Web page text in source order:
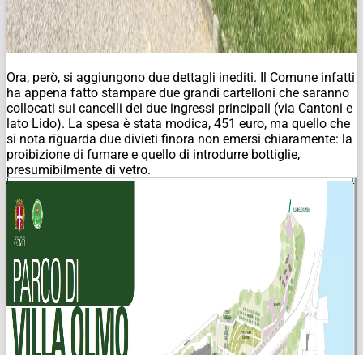
Ora, però, si aggiungono due dettagli inediti. Il Comune infatti
ha appena fatto stampare due grandi cartelloni che saranno
collocati sui cancelli dei due ingressi principali (via Cantoni e
lato Lido). La spesa è stata modica, 451 euro, ma quello che
si nota riguarda due divieti finora non emersi chiaramente: la
proibizione di fumare e quello di introdurre bottiglie,
presumibilmente di vetro.